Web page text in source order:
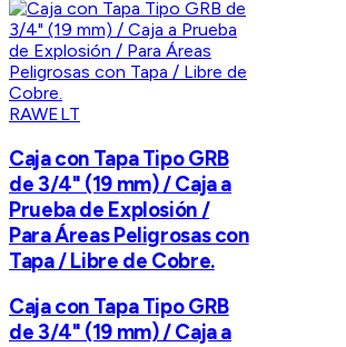
RAWELT
Caja con Tapa Tipo GRB
de 3/4" (19 mm) / Caja a
Prueba de Explosión /
Para Áreas Peligrosas con
Tapa / Libre de Cobre.
Caja con Tapa Tipo GRB
de 3/4" (19 mm) / Caja a